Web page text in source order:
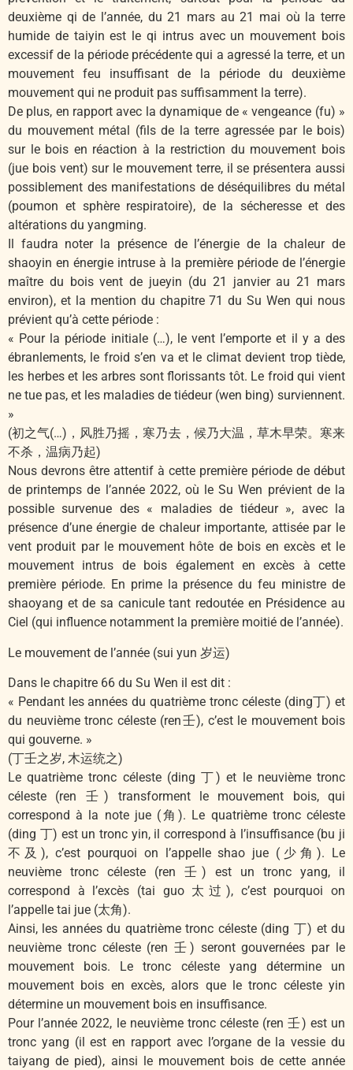
deuxième qi de l’année, du 21 mars au 21 mai où la terre
humide de taiyin est le qi intrus avec un mouvement bois
excessif de la période précédente qui a agressé la terre, et un
mouvement feu insuffisant de la période du deuxième
mouvement qui ne produit pas suffisamment la terre).
De plus, en rapport avec la dynamique de « vengeance (fu) »
du mouvement métal (fils de la terre agressée par le bois)
sur le bois en réaction à la restriction du mouvement bois
(jue bois vent) sur le mouvement terre, il se présentera aussi
possiblement des manifestations de déséquilibres du métal
(poumon et sphère respiratoire), de la sécheresse et des
altérations du yangming.
Il faudra noter la présence de l’énergie de la chaleur de
shaoyin en énergie intruse à la première période de l’énergie
maître du bois vent de jueyin (du 21 janvier au 21 mars
environ), et la mention du chapitre 71 du Su Wen qui nous
prévient qu’à cette période :
« Pour la période initiale (…), le vent l’emporte et il y a des
ébranlements, le froid s’en va et le climat devient trop tiède,
les herbes et les arbres sont florissants tôt. Le froid qui vient
ne tue pas, et les maladies de tiédeur (wen bing) surviennent.
»
(初之气(…)，风胜乃摇，寒乃去，候乃大温，草木早荣。寒来
不杀，温病乃起)
Nous devrons être attentif à cette première période de début
de printemps de l’année 2022, où le Su Wen prévient de la
possible survenue des « maladies de tiédeur », avec la
présence d’une énergie de chaleur importante, attisée par le
vent produit par le mouvement hôte de bois en excès et le
mouvement intrus de bois également en excès à cette
première période. En prime la présence du feu ministre de
shaoyang et de sa canicule tant redoutée en Présidence au
Ciel (qui influence notamment la première moitié de l’année).
Le mouvement de l’année (sui yun 岁运)
Dans le chapitre 66 du Su Wen il est dit :
« Pendant les années du quatrième tronc céleste (ding丁) et
du neuvième tronc céleste (ren壬), c’est le mouvement bois
qui gouverne. »
(丁壬之岁, 木运统之)
Le quatrième tronc céleste (ding 丁) et le neuvième tronc
céleste (ren 壬) transforment le mouvement bois, qui
correspond à la note jue (角). Le quatrième tronc céleste
(ding 丁) est un tronc yin, il correspond à l’insuffisance (bu ji
不及), c’est pourquoi on l’appelle shao jue (少角). Le
neuvième tronc céleste (ren 壬) est un tronc yang, il
correspond à l’excès (tai guo 太过), c’est pourquoi on
l’appelle tai jue (太角).
Ainsi, les années du quatrième tronc céleste (ding 丁) et du
neuvième tronc céleste (ren 壬) seront gouvernées par le
mouvement bois. Le tronc céleste yang détermine un
mouvement bois en excès, alors que le tronc céleste yin
détermine un mouvement bois en insuffisance.
Pour l’année 2022, le neuvième tronc céleste (ren 壬) est un
tronc yang (il est en rapport avec l’organe de la vessie du
taiyang de pied), ainsi le mouvement bois de cette année